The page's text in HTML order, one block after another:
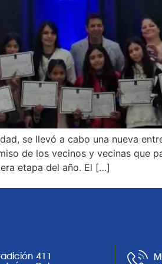
se llevó a cabo una nueva
de los vecinos y vecinas que
etapa del año. El […]
411